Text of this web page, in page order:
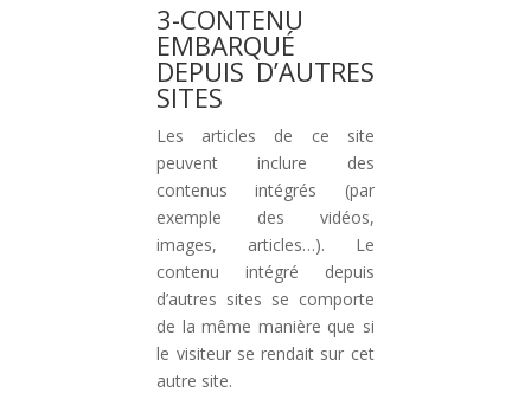
3-CONTENU
EMBARQUÉ
DEPUIS D’AUTRES
SITES
Les articles de ce site
peuvent inclure des
contenus intégrés (par
exemple des vidéos,
images, articles…). Le
contenu intégré depuis
d’autres sites se comporte
de la même manière que si
le visiteur se rendait sur cet
autre site.